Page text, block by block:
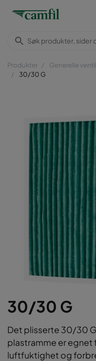
Produkter Generelle
30/30 G
30/30 G
Det plisserte 30/30
plastramme er egnet
luftfuktighet og